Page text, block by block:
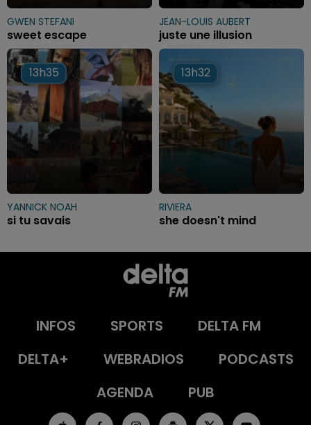
GWEN STEFANI
sweet escape
JEAN-LOUIS AUBERT
juste une illusion
13h35
13h35
YANNICK NOAH
si tu savais
13h32
13h32
RIVIERA
she doesn't mind
INFOS SPORTS
DELTA FM
DELTA+
WEBRADIOS
PODCASTS
AGENDA
PUB